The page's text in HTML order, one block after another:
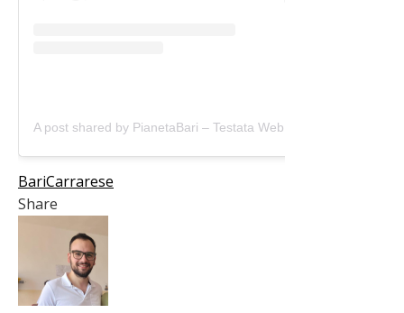
BariCarrarese
Share